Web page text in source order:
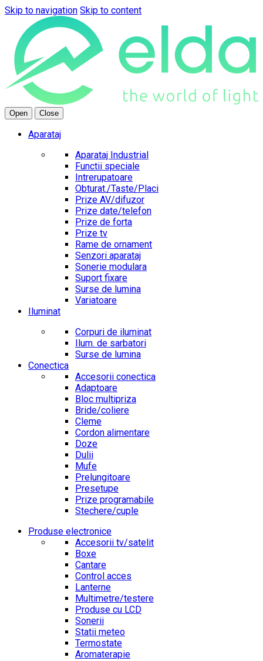
Skip to navigation Skip to content
Open Close
Aparataj
Aparataj Industrial
Functii speciale
Intrerupatoare
Obturat./Taste/Placi
Prize AV/difuzor
Prize date/telefon
Prize de forta
Prize tv
Rame de ornament
Senzori aparataj
Sonerie modulara
Suport fixare
Surse de lumina
Variatoare
Iluminat
Corpuri de iluminat
Ilum. de sarbatori
Surse de lumina
Conectica
Accesorii conectica
Adaptoare
Bloc multipriza
Bride/coliere
Cleme
Cordon alimentare
Doze
Dulii
Mufe
Prelungitoare
Presetupe
Prize programabile
Stechere/cuple
Produse electronice
Accesorii tv/satelit
Boxe
Cantare
Control acces
Lanterne
Multimetre/testere
Produse cu LCD
Sonerii
Statii meteo
Termostate
Aromaterapie